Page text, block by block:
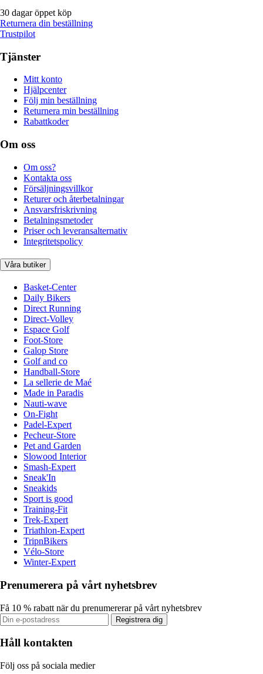
30 dagar öppet köp
Returnera din beställning
Trustpilot
Tjänster
Mitt konto
Hjälpcenter
Följ min beställning
Returnera min beställning
Rabattkoder
Om oss
Om oss?
Kontakta oss
Försäljningsvillkor
Returer och återbetalningar
Ansvarsfriskrivning
Betalningsmetoder
Priser och leveransalternativ
Integritetspolicy
Våra butiker
Basket-Center
Daily Bikers
Direct Running
Direct-Volley
Espace Golf
Foot-Store
Galop Store
Golf and co
Handball-Store
La sellerie de Maé
Made in Paradis
Nauti-wave
On-Fight
Padel-Expert
Pecheur-Store
Pet and Garden
Slowood Interior
Smash-Expert
Sneak'In
Sneakids
Sport is good
Training-Fit
Trek-Expert
Triathlon-Expert
TripnBikers
Vélo-Store
Winter-Expert
Prenumerera på vårt nyhetsbrev
Få 10 % rabatt när du prenumererar på vårt nyhetsbrev
Registrera dig
Håll kontakten
Följ oss på sociala medier